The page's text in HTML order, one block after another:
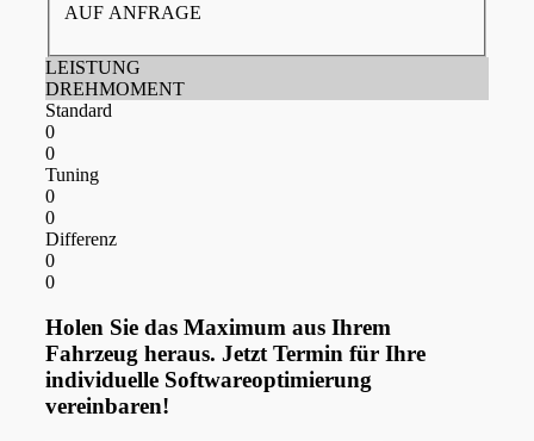
AUF ANFRAGE
LEISTUNG
DREHMOMENT
Standard
0
0
Tuning
0
0
Differenz
0
0
Holen Sie das Maximum aus Ihrem
Fahrzeug heraus. Jetzt Termin für Ihre
individuelle Softwareoptimierung
vereinbaren!